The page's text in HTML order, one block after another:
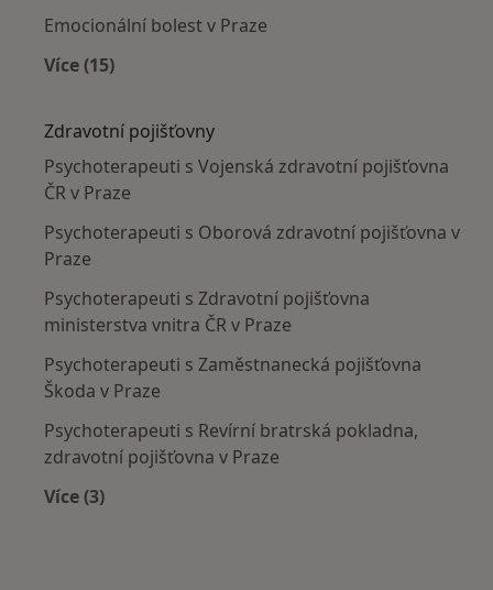
Emocionální bolest v Praze
Více (15)
Zdravotní pojišťovny
Psychoterapeuti s Vojenská zdravotní pojišťovna
ČR v Praze
Psychoterapeuti s Oborová zdravotní pojišťovna v
Praze
Psychoterapeuti s Zdravotní pojišťovna
ministerstva vnitra ČR v Praze
Psychoterapeuti s Zaměstnanecká pojišťovna
Škoda v Praze
Psychoterapeuti s Revírní bratrská pokladna,
zdravotní pojišťovna v Praze
Více (3)